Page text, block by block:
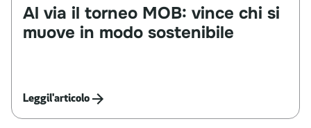
Al via il torneo MOB: vince chi si
muove in modo sostenibile
Leggil'articolo